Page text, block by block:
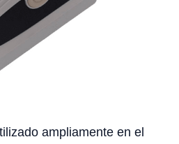
ampliamente en el